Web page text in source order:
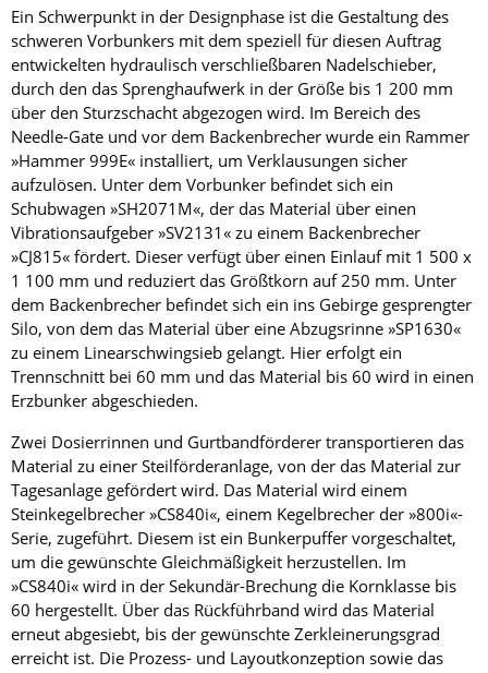
Ein Schwerpunkt in der Designphase ist die Gestaltung des
schweren Vorbunkers mit dem speziell für diesen Auftrag
entwickelten hydraulisch verschließbaren Nadelschieber,
durch den das Sprenghaufwerk in der Größe bis 1 200 mm
über den Sturzschacht abgezogen wird. Im Bereich des
Needle-Gate und vor dem Backenbrecher wurde ein Rammer
»Hammer 999E« installiert, um Verklausungen sicher
aufzulösen. Unter dem Vorbunker befindet sich ein
Schubwagen »SH2071M«, der das Material über einen
Vibrationsaufgeber »SV2131« zu einem Backenbrecher
»CJ815« fördert. Dieser verfügt über einen Einlauf mit 1 500 x
1 100 mm und reduziert das Größtkorn auf 250 mm. Unter
dem Backenbrecher befindet sich ein ins Gebirge gesprengter
Silo, von dem das Material über eine Abzugsrinne »SP1630«
zu einem Linearschwing­sieb gelangt. Hier erfolgt ein
Trennschnitt bei 60 mm und das Material bis 60 wird in einen
Erzbunker abgeschieden.
Zwei Dosierrinnen und Gurtbandförderer transportieren das
Material zu einer Steilförderanlage, von der das Material zur
Tagesanlage gefördert wird. Das Material wird einem
Steinkegelbrecher »CS840i«, einem Kegelbrecher der »800i«-
Serie, zugeführt. Diesem ist ein Bunkerpuffer vorgeschaltet,
um die gewünschte Gleichmäßigkeit herzustellen. Im
»CS840i« wird in der Sekundär-Brechung die Kornklasse bis
60 hergestellt. Über das Rückführband wird das Material
erneut abgesiebt, bis der gewünschte Zerkleinerungsgrad
erreicht ist. Die Prozess- und Layoutkonzeption sowie das